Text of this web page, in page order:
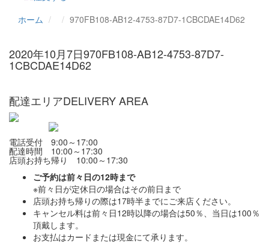
ホーム 970FB108-AB12-4753-87D7-1CBCDAE14D62
2020年10月7日970FB108-AB12-4753-87D7-
1CBCDAE14D62
配達エリアDELIVERY AREA
電話受付 9:00～17:00
配達時間 10:00～17:30
店頭お持ち帰り 10:00～17:30
ご予約は前々日の12時まで
※前々日が定休日の場合はその前日まで
店頭お持ち帰りの際は17時半までにご来店ください。
キャンセル料は前々日12時以降の場合は50％、当日は100％
頂戴します。
お支払はカードまたは現金にて承ります。